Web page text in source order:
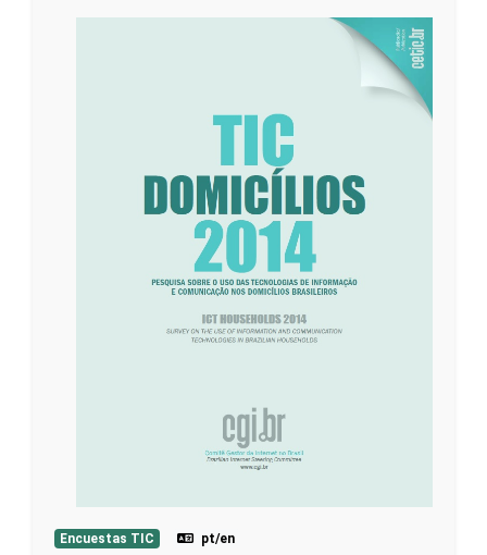
Encuestas TIC pt/en